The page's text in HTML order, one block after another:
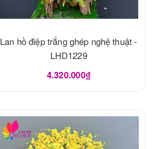
Lan hồ điệp trắng ghép nghệ thuật -
LHD1229
4.320.000₫